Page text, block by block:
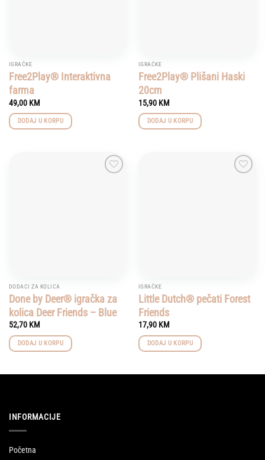
IGRAČKE
Free2Play® Interaktivna
farma
49,00 KM
DODAJ U KORPU
IGRAČKE
Free2Play® Plišani Haski
20cm
15,90 KM
DODAJ U KORPU
DODACI ZA KOLICA
Done by Deer® igračka za
kolica Deer Friends – Blue
52,70 KM
DODAJ U KORPU
IGRAČKE
Little Dutch® pečati Forest
Friends
17,90 KM
DODAJ U KORPU
INFORMACIJE
Početna